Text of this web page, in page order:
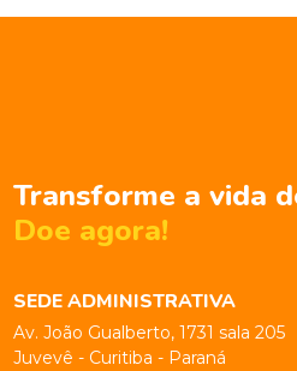
Transforme a vida
Doe agora!
SEDE ADMINISTRATIVA
Av. João Gualberto, 1731 sala 205
Juvevê - Curitiba - Paraná